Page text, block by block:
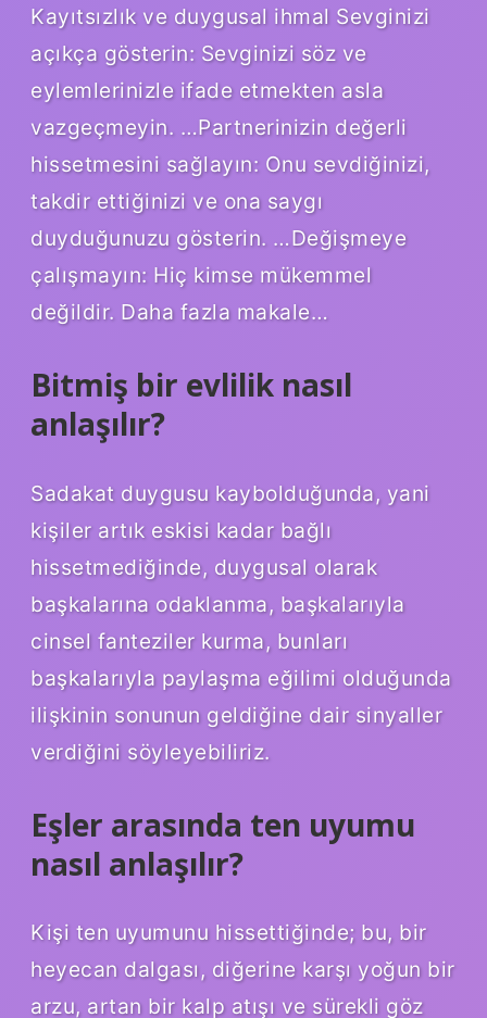
Kayıtsızlık ve duygusal ihmal Sevginizi
açıkça gösterin: Sevginizi söz ve
eylemlerinizle ifade etmekten asla
vazgeçmeyin. …Partnerinizin değerli
hissetmesini sağlayın: Onu sevdiğinizi,
takdir ettiğinizi ve ona saygı
duyduğunuzu gösterin. …Değişmeye
çalışmayın: Hiç kimse mükemmel
değildir. Daha fazla makale…
Bitmiş bir evlilik nasıl
anlaşılır?
Sadakat duygusu kaybolduğunda, yani
kişiler artık eskisi kadar bağlı
hissetmediğinde, duygusal olarak
başkalarına odaklanma, başkalarıyla
cinsel fanteziler kurma, bunları
başkalarıyla paylaşma eğilimi olduğunda
ilişkinin sonunun geldiğine dair sinyaller
verdiğini söyleyebiliriz.
Eşler arasında ten uyumu
nasıl anlaşılır?
Kişi ten uyumunu hissettiğinde; bu, bir
heyecan dalgası, diğerine karşı yoğun bir
arzu, artan bir kalp atışı ve sürekli göz